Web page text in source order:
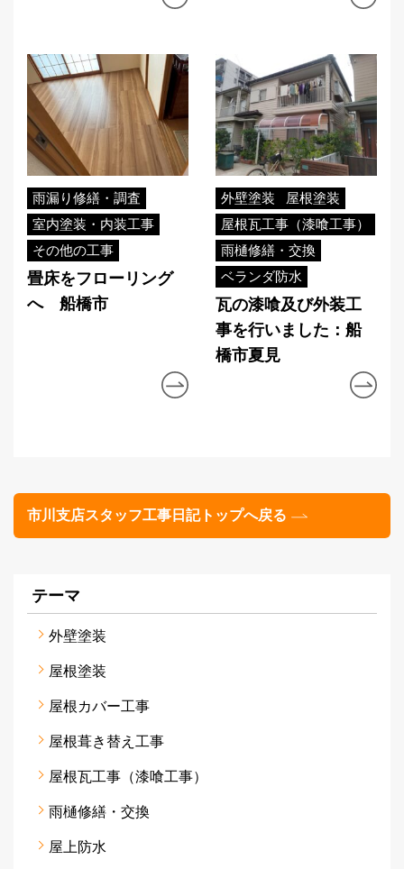
雨漏り修繕・調査
室内塗装・内装工事
その他の工事
畳床をフローリング
へ 船橋市
外壁塗装
屋根塗装
屋根瓦工事（漆喰工事）
雨樋修繕・交換
ベランダ防水
瓦の漆喰及び外装工
事を行いました：船
橋市夏見
市川支店スタッフ工事日記トップへ戻る
テーマ
外壁塗装
屋根塗装
屋根カバー工事
屋根葺き替え工事
屋根瓦工事（漆喰工事）
雨樋修繕・交換
屋上防水